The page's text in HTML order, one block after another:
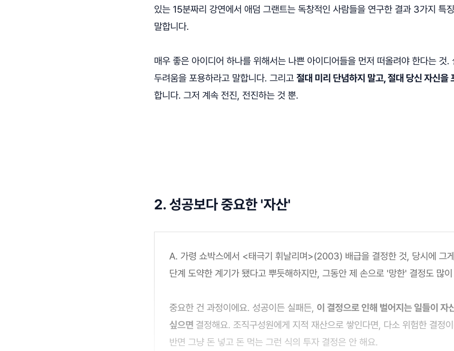
있는 15분짜리 강연에서 애덤 그랜트는 독창적인 사람들을 연구한 결과 3가지 특
말합니다.
매우 좋은 아이디어 하나를 위해서는 나쁜 아이디어들을 먼저 떠올려야 한다는 것.
두려움을 포용하라고 말합니다. 그리고 절대 미리 단념하지 말고, 절대 당신 자신을
합니다. 그저 계속 전진, 전진하는 것 뿐.
2. 성공보다 중요한 '자산'
A. 가령 쇼박스에서 <태극기 휘날리며>(2003) 배급을 결정한 것, 당시에 그
단계 도약한 계기가 됐다고 뿌듯해하지만, 그동안 제 손으로 '망한' 결정도 많
중요한 건 과정이에요. 성공이든 실패든, 이 결정으로 인해 벌어지는 일들이 자
싶으면 결정해요. 조직구성원에게 지적 재산으로 쌓인다면, 다소 위험한 결정
반면 그냥 돈 넣고 돈 먹는 그런 식의 투자 결정은 안 해요.